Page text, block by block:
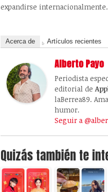
expandirse internacionalmente.
Acerca de Artículos recientes
Alberto Payo
Periodista
editorial de
laBerrea89.
humor.
Seguir a
Quizás también te